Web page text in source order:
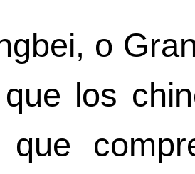
o
los
que